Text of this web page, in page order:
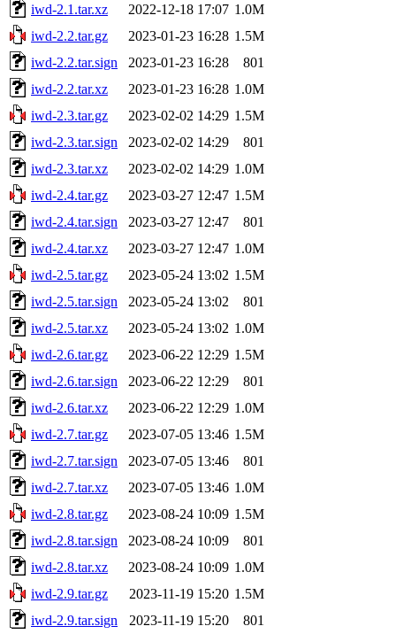
iwd-2.1.tar.xz
2022-12-18 17:07 1.0M
iwd-2.2.tar.gz
2023-01-23 16:28 1.5M
iwd-2.2.tar.sign
2023-01-23 16:28
801
iwd-2.2.tar.xz
2023-01-23 16:28 1.0M
iwd-2.3.tar.gz
2023-02-02 14:29 1.5M
iwd-2.3.tar.sign
2023-02-02 14:29
801
iwd-2.3.tar.xz
2023-02-02 14:29 1.0M
iwd-2.4.tar.gz
2023-03-27 12:47 1.5M
iwd-2.4.tar.sign
2023-03-27 12:47
801
iwd-2.4.tar.xz
2023-03-27 12:47 1.0M
iwd-2.5.tar.gz
2023-05-24 13:02 1.5M
iwd-2.5.tar.sign
2023-05-24 13:02
801
iwd-2.5.tar.xz
2023-05-24 13:02 1.0M
iwd-2.6.tar.gz
2023-06-22 12:29 1.5M
iwd-2.6.tar.sign
2023-06-22 12:29
801
iwd-2.6.tar.xz
2023-06-22 12:29 1.0M
iwd-2.7.tar.gz
2023-07-05 13:46 1.5M
iwd-2.7.tar.sign
2023-07-05 13:46
801
iwd-2.7.tar.xz
2023-07-05 13:46 1.0M
iwd-2.8.tar.gz
2023-08-24 10:09 1.5M
iwd-2.8.tar.sign
2023-08-24 10:09
801
iwd-2.8.tar.xz
2023-08-24 10:09 1.0M
iwd-2.9.tar.gz
2023-11-19 15:20 1.5M
iwd-2.9.tar.sign
2023-11-19 15:20
801